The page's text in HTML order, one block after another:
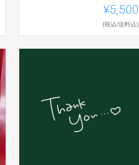
¥5,500
(税込/送料込)